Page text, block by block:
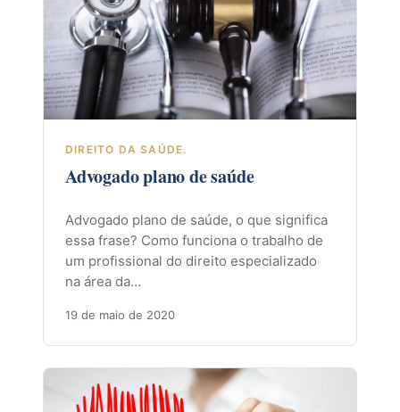
DIREITO DA SAÚDE.
Advogado plano de saúde
Advogado plano de saúde, o que significa
essa frase? Como funciona o trabalho de
um profissional do direito especializado
na área da…
19 de maio de 2020